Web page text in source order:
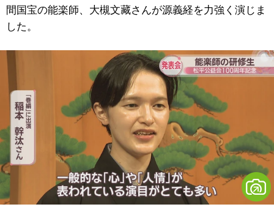
間国宝の能楽師、大槻文藏さんが源義経を力強く演じま
した。